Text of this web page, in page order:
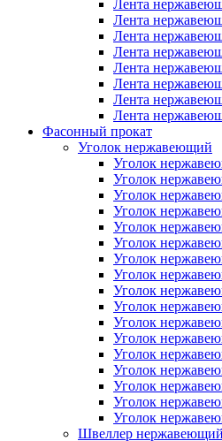
Лента
Лента
Лента
Лента
Лента
Лента
Лента
Лента
Фасонный прокат
Уголок нержавеющий
Уголок
Уголок
Уголок
Уголок
Уголок
Уголок
Уголок
Уголок
Уголок
Уголок
Уголок
Уголок
Уголок
Уголок
Уголок
Уголок
Уголок
Швеллер нержавеющий